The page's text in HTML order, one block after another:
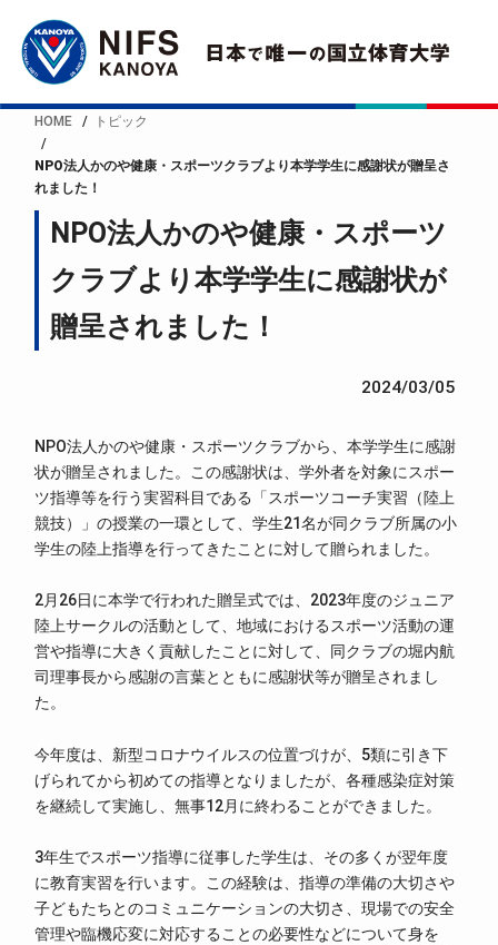
HOME トピック
NPO法人かのや健康・スポーツクラブより本学学生に感謝状が贈呈さ
れました！
NPO法人かのや健康・スポーツ
クラブより本学学生に感謝状が
贈呈されました！
2024/03/05
NPO法人かのや健康・スポーツクラブから、本学学生に感謝
状が贈呈されました。この感謝状は、学外者を対象にスポー
ツ指導等を行う実習科目である「スポーツコーチ実習（陸上
競技）」の授業の一環として、学生21名が同クラブ所属の小
学生の陸上指導を行ってきたことに対して贈られました。
2月26日に本学で行われた贈呈式では、2023年度のジュニア
陸上サークルの活動として、地域におけるスポーツ活動の運
営や指導に大きく貢献したことに対して、同クラブの堀内航
司理事長から感謝の言葉とともに感謝状等が贈呈されまし
た。
今年度は、新型コロナウイルスの位置づけが、5類に引き下
げられてから初めての指導となりましたが、各種感染症対策
を継続して実施し、無事12月に終わることができました。
3年生でスポーツ指導に従事した学生は、その多くが翌年度
に教育実習を行います。この経験は、指導の準備の大切さや
子どもたちとのコミュニケーションの大切さ、現場での安全
管理や臨機応変に対応することの必要性などについて身を